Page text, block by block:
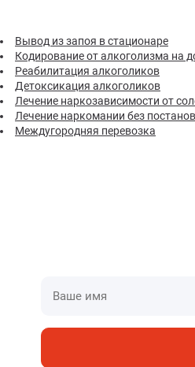
Вывод из запоя в стационаре
Кодирование от алкоголизма на
Реабилитация алкоголиков
Детоксикация алкоголиков
Лечение наркозависимости от
Лечение наркомании без
Междугородняя перевозка